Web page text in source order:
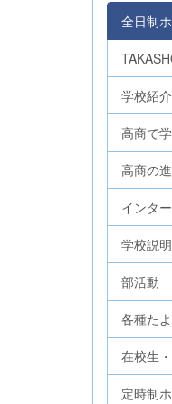
全日制
学校紹介
高商で
高商の
インタ
学校説
部活動
各種た
在校生
定時制